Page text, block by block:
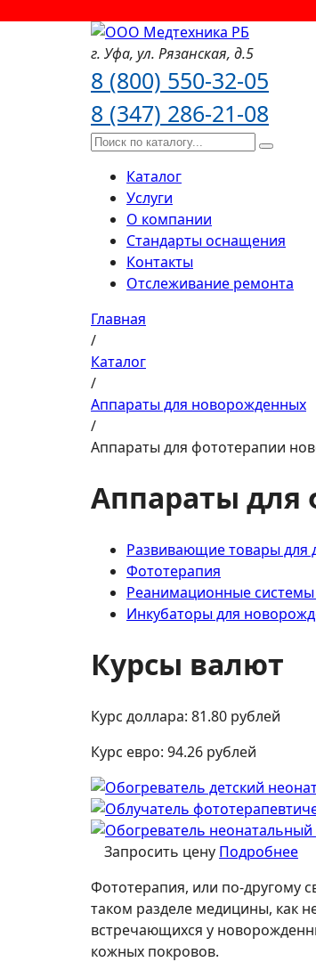
г. Уфа, ул. Рязанская, д.5
8 (800) 550-32-05
8 (347) 286-21-08
Каталог
Услуги
О компании
Стандарты оснащения
Контакты
Отслеживание ремонта
Главная
/
Каталог
/
Аппараты для новорожденных
/
Аппараты для фототерапии
Аппараты для
Развивающие товары для
Фототерапия
Реанимационные
Инкубаторы для
Курсы валют
Курс доллара: 81.80 рублей
Курс евро: 94.26 рублей
Запросить цену Подробнее
Фототерапия, или по-другому
таком разделе медицины, как
встречающихся у
кожных покровов.